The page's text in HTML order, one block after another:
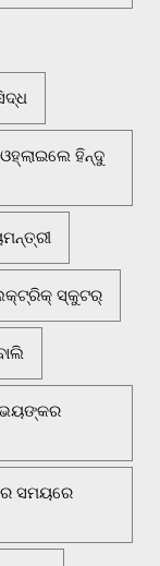
ହିନ୍ଦୁ
ସ୍କୁଟର୍
ଭୟଙ୍କର
ସମୟରେ